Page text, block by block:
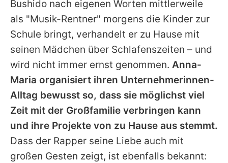
Bushido nach eigenen Worten mittlerweile
als "Musik-Rentner" morgens die Kinder zur
Schule bringt, verhandelt er zu Hause mit
seinen Mädchen über Schlafenszeiten – und
wird nicht immer ernst genommen. Anna-
Maria organisiert ihren Unternehmerinnen-
Alltag bewusst so, dass sie möglichst viel
Zeit mit der Großfamilie verbringen kann
und ihre Projekte von zu Hause aus stemmt.
Dass der Rapper seine Liebe auch mit
großen Gesten zeigt, ist ebenfalls bekannt: